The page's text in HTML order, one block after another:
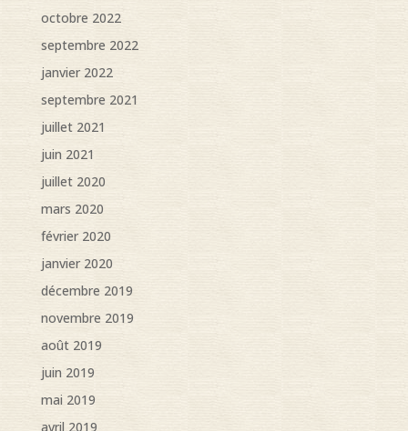
octobre 2022
septembre 2022
janvier 2022
septembre 2021
juillet 2021
juin 2021
juillet 2020
mars 2020
février 2020
janvier 2020
décembre 2019
novembre 2019
août 2019
juin 2019
mai 2019
avril 2019